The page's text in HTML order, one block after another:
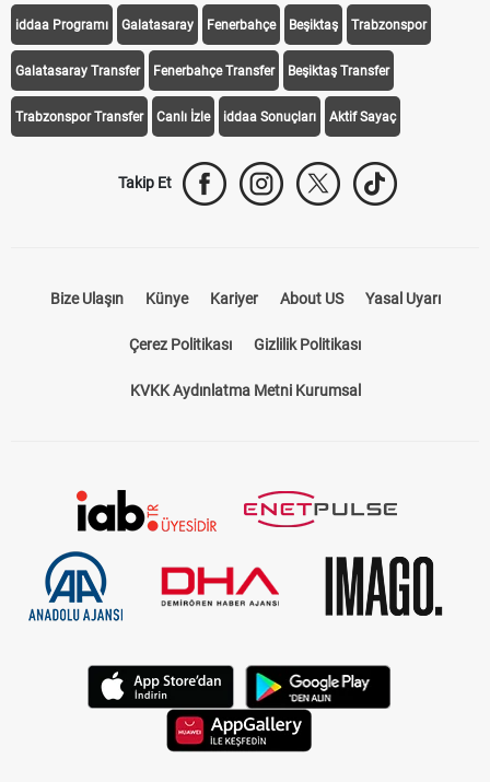
iddaa Programı Galatasaray Fenerbahçe Beşiktaş Trabzonspor
Galatasaray Transfer Fenerbahçe Transfer Beşiktaş Transfer
Trabzonspor Transfer Canlı İzle iddaa Sonuçları Aktif Sayaç
Takip Et
Bize Ulaşın Künye Kariyer About US Yasal Uyarı
Çerez Politikası Gizlilik Politikası
KVKK Aydınlatma Metni Kurumsal